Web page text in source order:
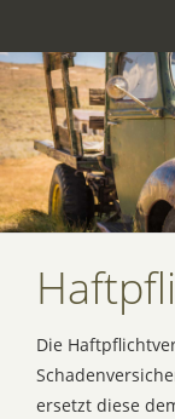
Die
ersetzt diese